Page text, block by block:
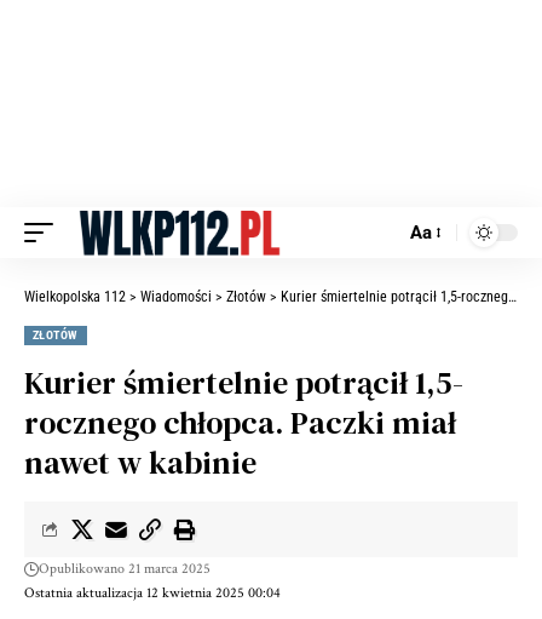
Aa
Wielkopolska 112 > Wiadomości > Złotów > Kurier śmiertelnie potrącił 1,5-rocznego chłopca. Paczki miał nawet w kabinie
ZŁOTÓW
Kurier śmiertelnie potrącił 1,5-
rocznego chłopca. Paczki miał
nawet w kabinie
Ostatnia aktualizacja 12 kwietnia 2025 00:04
Opublikowano 21 marca 2025